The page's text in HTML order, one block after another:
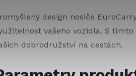
design nosiče
vašeho vozidla. S
dobrodružství na cestách.